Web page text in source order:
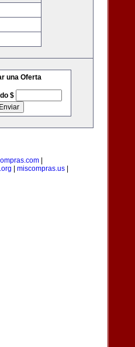
una Oferta
$
miscompras.us|